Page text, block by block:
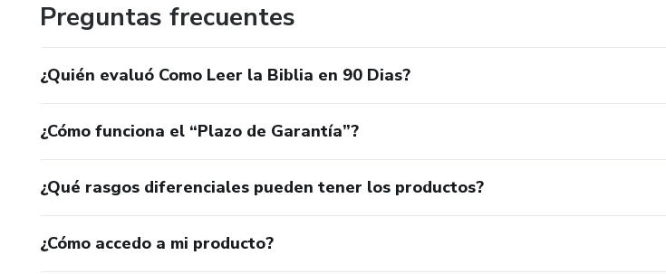
Preguntas frecuentes
¿Quién evaluó Como Leer la Biblia en 90 Dias?
¿Cómo funciona el “Plazo de Garantía”?
¿Qué rasgos diferenciales pueden tener los productos?
¿Cómo accedo a mi producto?